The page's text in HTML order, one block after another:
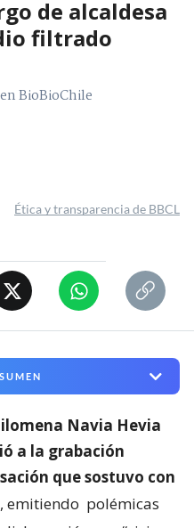
de alcaldesa
filtrado
BioBioChile
Ética y transparencia de BBCL
Navia Hevia
a la grabación
que sostuvo con
, emitiendo polémicas